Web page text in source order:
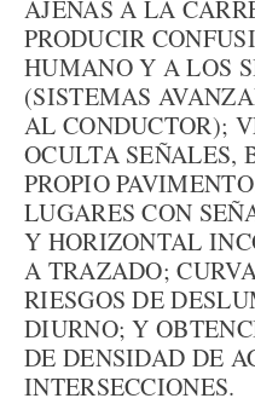
AJENAS A LA
PRODUCIR
HUMANO Y A LOS
(SISTEMAS
AL CONDUCTOR);
OCULTA SEÑALES,
PROPIO
LUGARES CON
Y HORIZONTAL
A TRAZADO;
RIESGOS DE
DIURNO; Y
DE DENSIDAD DE
INTERSECCIONES.